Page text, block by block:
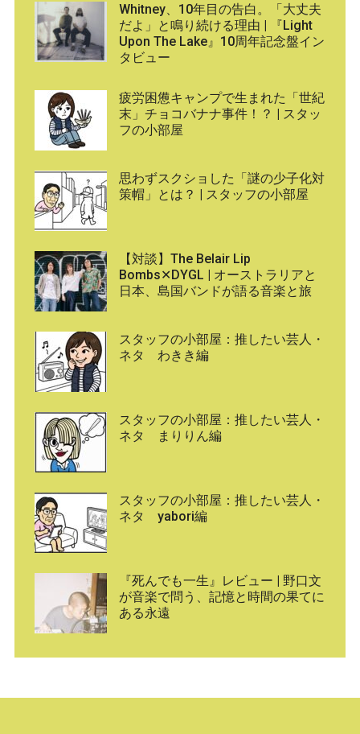
Whitney、10年目の告白。「大丈夫
だよ」と鳴り続ける理由 | 『Light
Upon The Lake』10周年記念盤イン
タビュー
疲労困憊キャンプで生まれた「世紀
末」チョコバナナ事件！？ | スタッ
フの小部屋
思わずスクショした「謎の少子化対
策帽」とは？ | スタッフの小部屋
【対談】The Belair Lip
Bombs✕DYGL | オーストラリアと
日本、島国バンドが語る音楽と旅
スタッフの小部屋：推したい芸人・
ネタ わきき編
スタッフの小部屋：推したい芸人・
ネタ まりりん編
スタッフの小部屋：推したい芸人・
ネタ yabori編
『死んでも一生』レビュー | 野口文
が音楽で問う、記憶と時間の果てに
ある永遠